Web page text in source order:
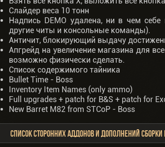
Слайдер веса 10 тонн
Надпись DEMO удалена, ни в чем
другие читы и консольные команды).
Античит, блокирующий выдачу
Апгрейд на увеличение магазина для
возможно физически сделать.
Список содержимого тайника
Bullet Time - Boss
Inventory Item Names (only ammo)
Full upgrades + patch for B&S + patch for
New Barret M82 from STCoP - Boss
Список сторонних аддонов и дополнений сборки